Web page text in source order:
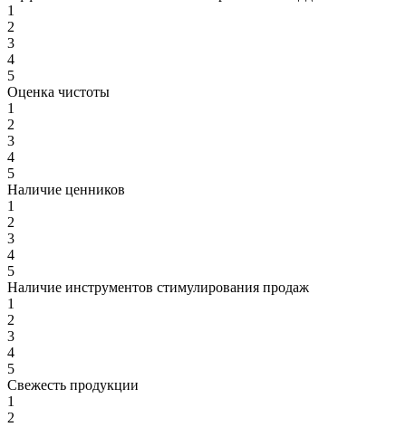
1
2
3
4
5
Оценка чистоты
1
2
3
4
5
Наличие ценников
1
2
3
4
5
Наличие инструментов стимулирования продаж
1
2
3
4
5
Свежесть продукции
1
2